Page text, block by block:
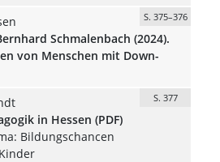
S. 375–376
Schmalenbach (2024).
von Menschen mit Down-
S. 377
in Hessen (PDF)
Bildungschancen